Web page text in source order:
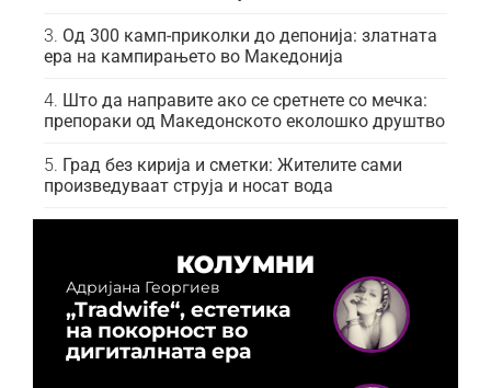
Од 300 камп-приколки до депонија: златната
ера на кампирањето во Македонија
Што да направите ако се сретнете со мечка:
препораки од Македонското еколошко друштво
Град без кирија и сметки: Жителите сами
произведуваат струја и носат вода
КОЛУМНИ
Адријана Георгиев
„Tradwife“, естетика
на покорност во
дигиталната ера